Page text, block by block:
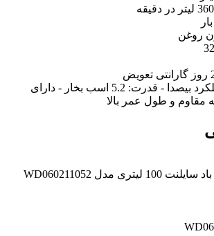
360 لیتر در دقیقه
روغن
- عملکرد بیصدا - قدرت: 5.2 اسب بخار - دارای
مقاوم و طول عمر بالا
کمپرسور باد سایلنت 100 لیتری مدل WD060211052